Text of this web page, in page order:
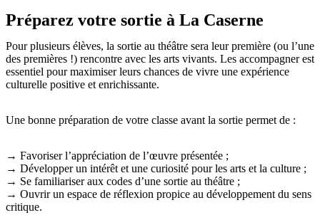
Préparez votre sortie à La Caserne
Pour plusieurs élèves, la sortie au théâtre sera leur première (ou l’une
des premières !) rencontre avec les arts vivants. Les accompagner est
essentiel pour maximiser leurs chances de vivre une expérience
culturelle positive et enrichissante.
Une bonne préparation de votre classe avant la sortie permet de :
→ Favoriser l’appréciation de l’œuvre présentée ;
→ Développer un intérêt et une curiosité pour les arts et la culture ;
→ Se familiariser aux codes d’une sortie au théâtre ;
→ Ouvrir un espace de réflexion propice au développement du sens
critique.